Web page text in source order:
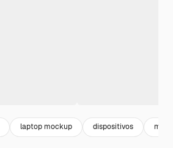
laptop mockup dispositivos